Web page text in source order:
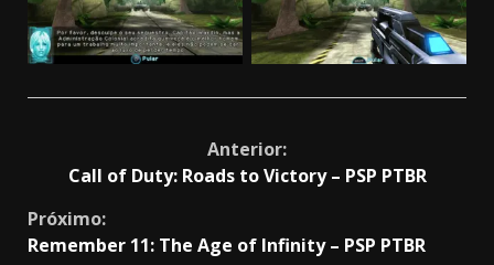
Anterior:
Call of Duty: Roads to Victory – PSP PTBR
Próximo:
Remember 11: The Age of Infinity – PSP PTBR